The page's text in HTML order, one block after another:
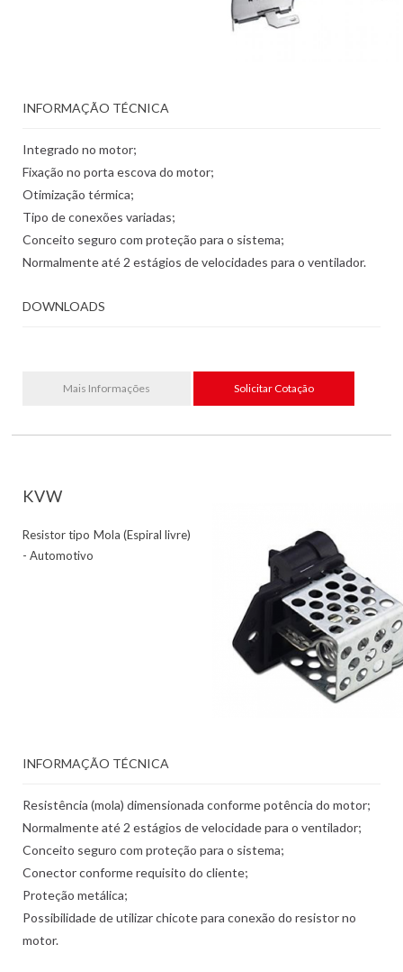
INFORMAÇÃO TÉCNICA
Integrado no motor;
Fixação no porta escova do motor;
Otimização térmica;
Tipo de conexões variadas;
Conceito seguro com proteção para o sistema;
Normalmente até 2 estágios de velocidades para o ventilador.
DOWNLOADS
Mais Informações Solicitar Cotação
KVW
Resistor tipo Mola (Espiral livre)
- Automotivo
INFORMAÇÃO TÉCNICA
Resistência (mola) dimensionada conforme potência do motor;
Normalmente até 2 estágios de velocidade para o ventilador;
Conceito seguro com proteção para o sistema;
Conector conforme requisito do cliente;
Proteção metálica;
Possibilidade de utilizar chicote para conexão do resistor no
motor.